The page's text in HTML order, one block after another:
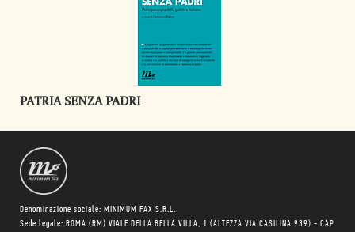
PATRIA SENZA PADRI
Denominazione sociale: MINIMUM FAX S.R.L.
Sede legale: ROMA (RM) VIALE DELLA BELLA VILLA, 1 (ALTEZZA VIA CASILINA 939) - CAP